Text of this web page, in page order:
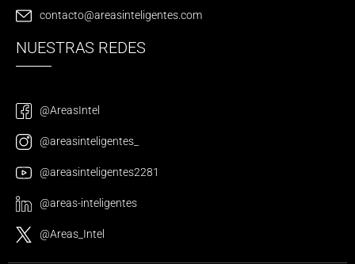
contacto@areasinteligentes.com
NUESTRAS REDES
@AreasIntel
@areasinteligentes_
@areasinteligentes2281
@areas-inteligentes
@Areas_Intel